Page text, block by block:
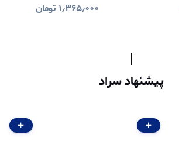
۱٫۳۶۵٫۰۰۰ تومان
پیشنهاد سراد